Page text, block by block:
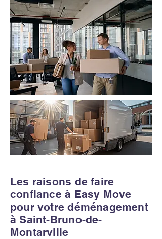
Les raisons de faire
confiance à Easy Move
pour votre déménagement
à Saint-Bruno-de-
Montarville